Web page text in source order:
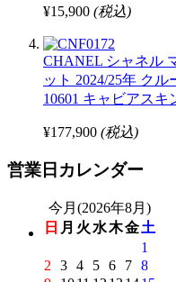
¥15,900 (税込)
CHANEL シャネル
ット 2024/25年 クル
10601 キャビアス
¥177,900 (税込)
営業日カレンダー
今月(2026年8月)
日 月 火 水木金土
1
2
3 4 5 6 7 8